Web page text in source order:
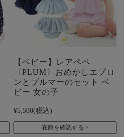
【ベビー】レアペペ
〈PLUM〉おめかしエプロ
ンとブルマーのセット ベ
ビー 女の子
¥5,500(税込)
在庫を確認する